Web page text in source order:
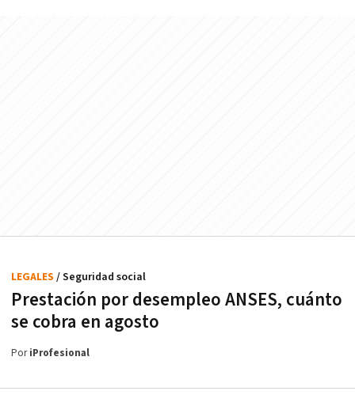
Prestación por desempleo ANSES, cuánto
se cobra en agosto
LEGALES / Seguridad social
PoriProfesional